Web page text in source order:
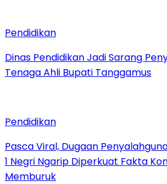
Pendidikan
Dinas Pendidikan Jadi Sarang
Tenaga Ahli Bupati Tanggamus
Pendidikan
Pasca Viral, Dugaan
1 Negri Ngarip Diperkuat Fakta
Memburuk